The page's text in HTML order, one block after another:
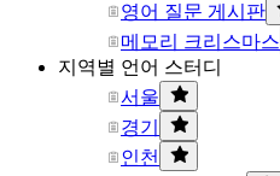
영어 질문 게시판
메모리 크리스마스
지역별 언어 스터디
서울
경기
인천